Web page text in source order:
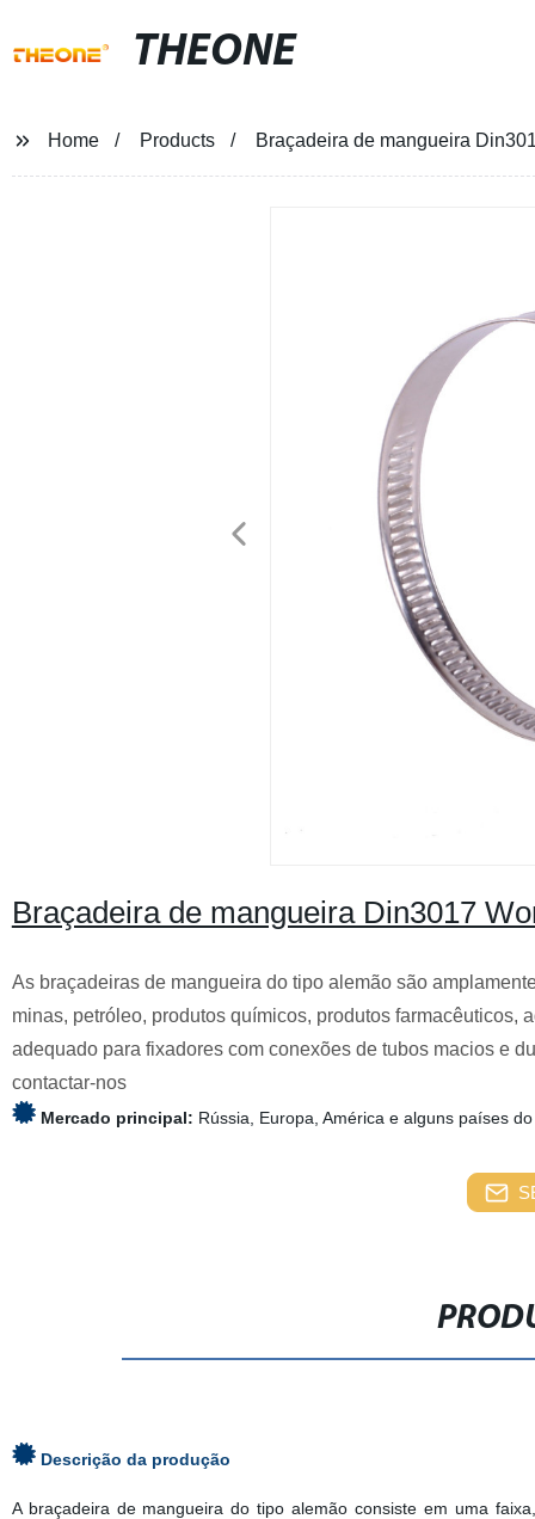
THEONE
Home Products Braçadeira de mangueira
Braçadeira de mangueira Din3017
As braçadeiras de mangueira do tipo alemão são
minas, petróleo, produtos químicos, produtos farmacêuticos,
adequado para fixadores com conexões de tubos macios e
contactar-nos
Mercado principal: Rússia, Europa, América e alguns países
Descrição da produção
A braçadeira de mangueira do tipo alemão consiste em uma